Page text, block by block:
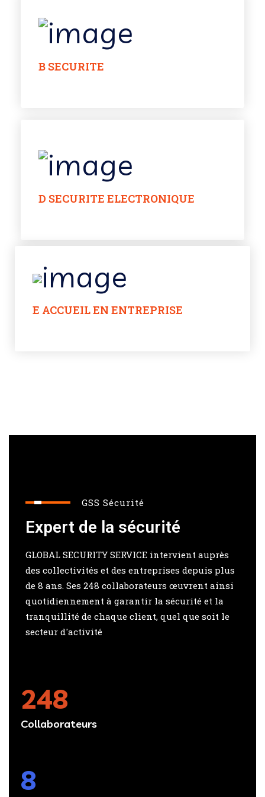
B SECURITE
D SECURITE ELECTRONIQUE
E ACCUEIL EN ENTREPRISE
GSS Sécurité
Expert de la sécurité
GLOBAL SECURITY SERVICE intervient auprès
des collectivités et des entreprises depuis plus
de 8 ans. Ses 248 collaborateurs œuvrent ainsi
quotidiennement à garantir la sécurité et la
tranquillité de chaque client, quel que soit le
secteur d'activité
248
Collaborateurs
8